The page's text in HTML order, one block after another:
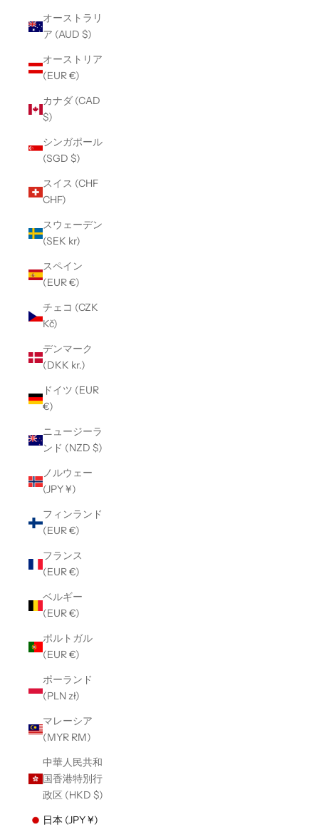
オーストラリ
ア (AUD $)
オーストリア
(EUR €)
カナダ (CAD
$)
シンガポール
(SGD $)
スイス (CHF
CHF)
スウェーデン
(SEK kr)
スペイン
(EUR €)
チェコ (CZK
Kč)
デンマーク
(DKK kr.)
ドイツ (EUR
€)
ニュージーラ
ンド (NZD $)
ノルウェー
(JPY ¥)
フィンランド
(EUR €)
フランス
(EUR €)
ベルギー
(EUR €)
ポルトガル
(EUR €)
ポーランド
(PLN zł)
マレーシア
(MYR RM)
中華人民共和
国香港特別行
政区 (HKD $)
日本 (JPY ¥)